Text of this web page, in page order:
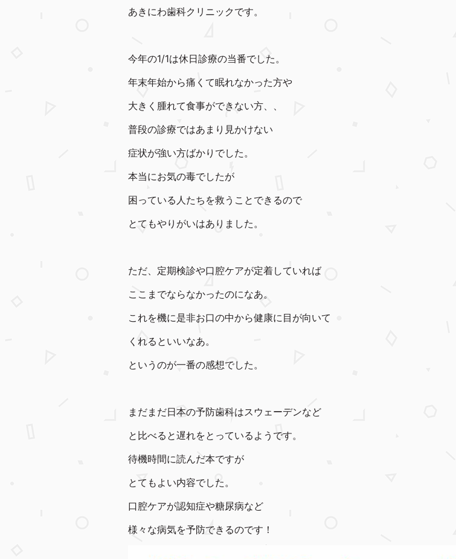
あきにわ歯科クリニックです。
今年の1/1は休日診療の当番でした。
年末年始から痛くて眠れなかった方や
大きく腫れて食事ができない方、、
普段の診療ではあまり見かけない
症状が強い方ばかりでした。
本当にお気の毒でしたが
困っている人たちを救うことできるので
とてもやりがいはありました。
ただ、定期検診や口腔ケアが定着していれば
ここまでならなかったのになあ。
これを機に是非お口の中から健康に目が向いて
くれるといいなあ。
というのが一番の感想でした。
まだまだ日本の予防歯科はスウェーデンなど
と比べると遅れをとっているようです。
待機時間に読んだ本ですが
とてもよい内容でした。
口腔ケアが認知症や糖尿病など
様々な病気を予防できるのです！